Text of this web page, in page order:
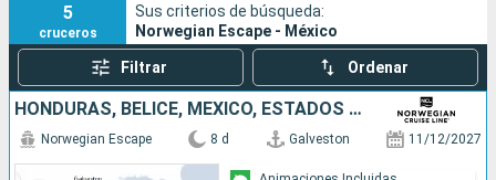
Buscar
5
cruceros
Sus criterios de búsqueda:
Norwegian Escape - México
Filtrar Ordenar
HONDURAS, BELICE, MÉXICO, ESTADOS UNIDOS
Norwegian Escape 8 d Galveston 11/12/2027